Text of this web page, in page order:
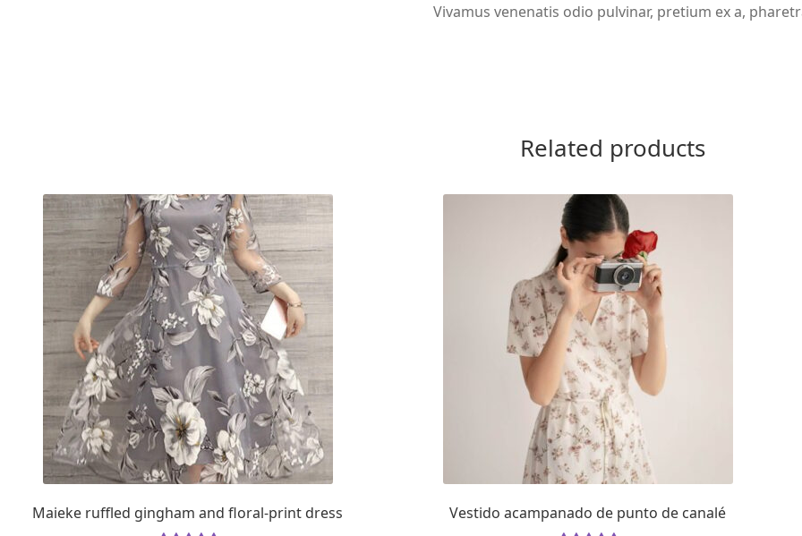
Vivamus venenatis odio pulvinar, pretium ex a,
Related products
Maieke ruffled gingham and floral-print dress Vestido acampanado de punto de canalé